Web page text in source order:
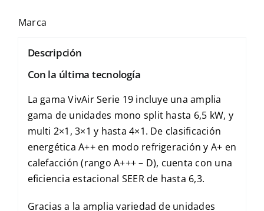
Marca
Descripción
Con la última tecnología
La gama VivAir Serie 19 incluye una amplia
gama de unidades mono split hasta 6,5 kW, y
multi 2×1, 3×1 y hasta 4×1. De clasificación
energética A++ en modo refrigeración y A+ en
calefacción (rango A+++ – D), cuenta con una
eficiencia estacional SEER de hasta 6,3.
Gracias a la amplia variedad de unidades